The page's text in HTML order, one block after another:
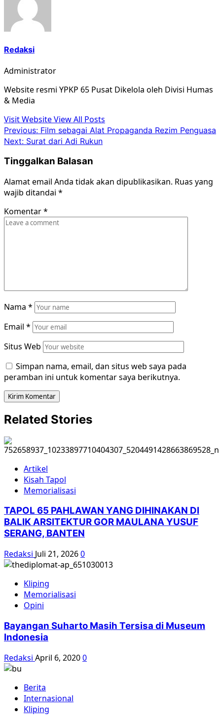
Redaksi
Administrator
Website resmi YPKP 65 Pusat Dikelola oleh Divisi Humas
& Media
Visit WebsiteView All Posts
Post
navigation
Previous: Film sebagai Alat Propaganda Rezim Penguasa
Next: Surat dari Adi Rukun
Tinggalkan Balasan
Alamat email Anda tidak akan dipublikasikan. Ruas yang
wajib ditandai *
Komentar*
Nama *
Email *
Situs Web
Simpan nama, email, dan situs web saya pada
peramban ini untuk komentar saya berikutnya.
Related Stories
Artikel
Kisah Tapol
Memorialisasi
TAPOL 65 PAHLAWAN YANG DIHINAKAN DI
BALIK ARSITEKTUR GOR MAULANA YUSUF
SERANG, BANTEN
Redaksi Juli 21, 20260
Kliping
Memorialisasi
Opini
Bayangan Suharto Masih Tersisa di Museum
Indonesia
Redaksi April 6, 20200
Berita
Internasional
Kliping